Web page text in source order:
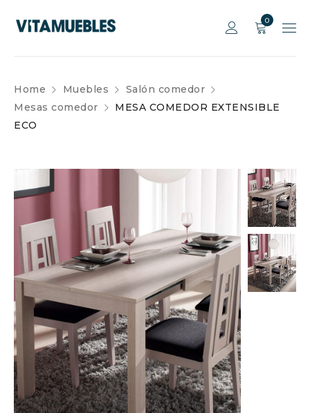
0
Home Muebles
Salón comedor
Mesas comedor
MESA COMEDOR EXTENSIBLE
ECO